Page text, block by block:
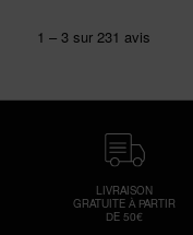
LIVRAISON
GRATUITE À PARTIR
DE 50€